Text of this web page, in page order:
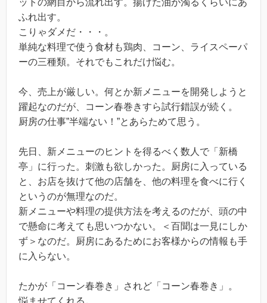
ットの網目から流れ出す。揚げた油が濁るくらいにあ
ふれ出す。
こりゃダメだ・・・。
単純な料理で使う食材も鶏肉、コーン、ライスペーパ
ーの三種類。それでもこれだけ悩む。
今、売上が厳しい。何とか新メニューを開発しようと
躍起なのだが、コーン春巻きすら試行錯誤が続く。
厨房の仕事”半端ない！”とあらためて思う。
先日、新メニューのヒントを得るべく数人で「新橋
亭」に行った。刺激も欲しかった。厨房に入っている
と、お店を抜けて他の店舗を、他の料理を食べに行く
というのが無理なのだ。
新メニューや料理の提供方法を考えるのだが、頭の中
で懸命に考えても思いつかない。＜百聞は一見にしか
ず＞なのだ。厨房にあるためにお客様からの情報も手
に入らない。
たかが「コーン春巻き」されど「コーン春巻き」。
悩ませてくれる。